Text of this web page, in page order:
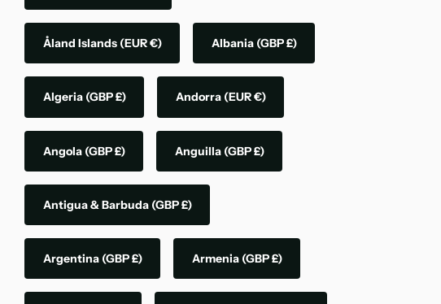
Åland Islands (EUR €) Albania (GBP £)
Algeria (GBP £) Andorra (EUR €)
Angola (GBP £) Anguilla (GBP £)
Antigua & Barbuda (GBP £)
Argentina (GBP £) Armenia (GBP £)